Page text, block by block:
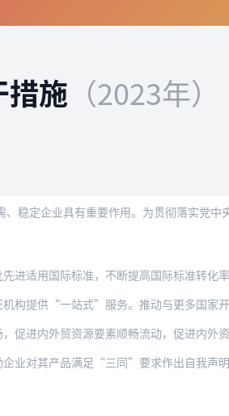
措施 （2023年）
高国际标准转化率。加强大宗贸易商品、对外承包工
推动与更多国家开展检验检疫电子证书国际合作。
畅流动，促进内外资企业公平竞争。探索完善短缺药品
”要求作出自我声明或委托第三方机构进行认证，鼓